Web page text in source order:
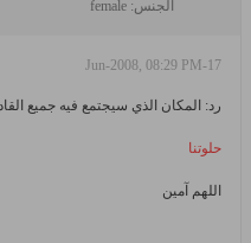
الجنس: female
17-Jun-2008, 08:29 PM
رد: المكان الذي سيجتمع فيه جميع
حلوتنا
اللهم آمين